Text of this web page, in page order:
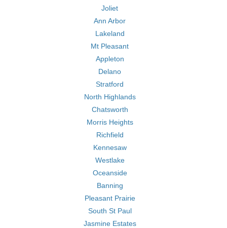
Joliet
Ann Arbor
Lakeland
Mt Pleasant
Appleton
Delano
Stratford
North Highlands
Chatsworth
Morris Heights
Richfield
Kennesaw
Westlake
Oceanside
Banning
Pleasant Prairie
South St Paul
Jasmine Estates